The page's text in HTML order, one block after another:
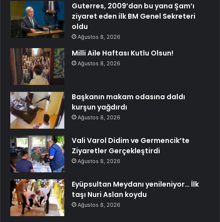
Guterres, 2009’dan bu yana Şam’ı
ziyaret eden ilk BM Genel Sekreteri
oldu
Ağustos 8, 2026
Milli Aile Haftası Kutlu Olsun!
Ağustos 8, 2026
Başkanın makam odasına daldı
kurşun yağdırdı
Ağustos 8, 2026
Vali Varol Didim ve Germencik’te
Ziyaretler Gerçekleştirdi
Ağustos 8, 2026
Eyüpsultan Meydanı yenileniyor… İlk
taşı Nuri Aslan koydu
Ağustos 8, 2026